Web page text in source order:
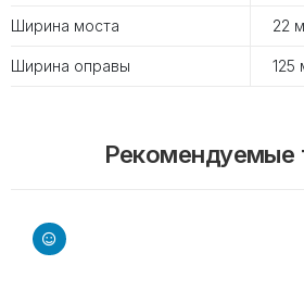
Ширина моста 22
Ширина оправы 125
Рекомендуемые